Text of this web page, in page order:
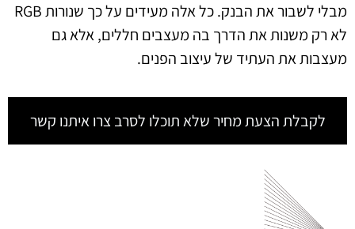
מבלי לשבור את הבנק. כל אלה מעידים על כך שנורות RGB
לא רק משנות את הדרך בה מעצבים חללים, אלא גם
מעצבות את העתיד של עיצוב הפנים.
לקבלת הצעת מחיר שלא תוכלו לסרב צרו איתנו קשר